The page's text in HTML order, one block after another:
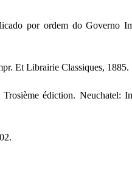
por ordem do Governo
Et Librairie Classiques, 1885.
Trosième édiction. Neuchatel: